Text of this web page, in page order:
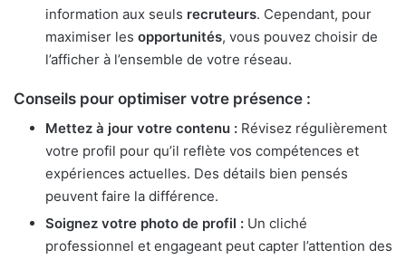
information aux seuls recruteurs. Cependant, pour
maximiser les opportunités, vous pouvez choisir de
l’afficher à l’ensemble de votre réseau.
Conseils pour optimiser votre présence :
Mettez à jour votre contenu : Révisez régulièrement
votre profil pour qu’il reflète vos compétences et
expériences actuelles. Des détails bien pensés
peuvent faire la différence.
Soignez votre photo de profil : Un cliché
professionnel et engageant peut capter l’attention des